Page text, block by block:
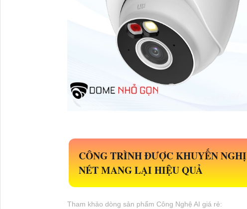
CÔNG TRÌNH ĐƯỢC KHUYẾN NGHỊ
NÉT MANG LẠI HIỆU QUẢ
Tham khảo dòng sản phẩm Công Nghệ AI giá rẻ: